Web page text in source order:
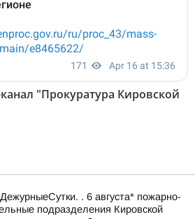
"Прокуратура Кировской
. 6 августа* пожарно-
подразделения Кировской